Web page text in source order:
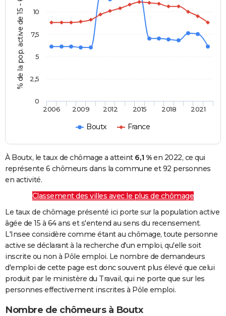
% de la pop. active de 15 - 64 ans
Boutx France
2006 2009 2012 2015 2018 2021
0
2,5
5
7,5
10
À Boutx, le taux de chômage a atteint 6,1 %en 2022, ce qui
représente 6 chômeurs dans la commune et 92 personnes
en activité.
Classement des villes avec le plus de chômage
Le taux de chômage présenté ici porte sur la population active
âgée de 15 à 64 ans et s'entend au sens du recensement.
L'Insee considère comme étant au chômage, toute personne
active se déclarant à la recherche d'un emploi, qu'elle soit
inscrite ou non à Pôle emploi. Le nombre de demandeurs
d'emploi de cette page est donc souvent plus élevé que celui
produit par le ministère du Travail, qui ne porte que sur les
personnes effectivement inscrites à Pôle emploi.
Nombre de chômeurs à Boutx